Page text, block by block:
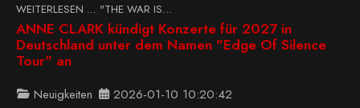
WEITERLESEN … "THE WAR IS...
ANNE CLARK kündigt Konzerte für 2027 in
Deutschland unter dem Namen "Edge Of Silence
Tour" an
Neuigkeiten 2026-01-10 10:20:42